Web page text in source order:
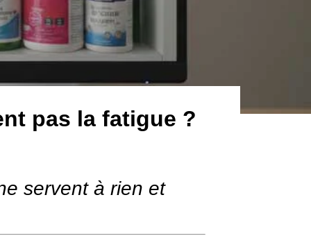
pas la fatigue ?
servent à rien et